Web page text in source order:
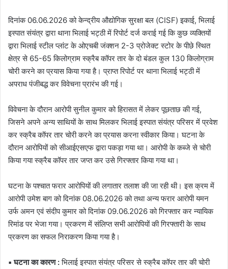
दिनांक 06.06.2026 को केन्द्रीय औद्योगिक सुरक्षा बल (CISF) इकाई, भिलाई
इस्पात संयंत्र द्वारा थाना भिलाई भट्ठी में रिपोर्ट दर्ज कराई गई कि कुछ व्यक्तियों
द्वारा भिलाई स्टील प्लांट के ओएचबी जंक्शन 2-3 प्रोजेक्ट स्टोर के पीछे स्थित
क्षेत्र से 65-65 किलोग्राम स्क्रैब कॉपर तार के दो बंडल कुल 130 किलोग्राम
चोरी करने का प्रयास किया गया है। प्राप्त रिपोर्ट पर थाना भिलाई भट्ठी में
अपराध पंजीबद्ध कर विवेचना प्रारंभ की गई।
विवेचना के दौरान आरोपी सुनील कुमार को हिरासत में लेकर पूछताछ की गई,
जिसने अपने अन्य साथियों के साथ मिलकर भिलाई इस्पात संयंत्र परिसर में प्रवेश
कर स्क्रैब कॉपर तार चोरी करने का प्रयास करना स्वीकार किया। घटना के
दौरान आरोपियों को सीआईएसएफ द्वारा पकड़ा गया था। आरोपी के कब्जे से चोरी
किया गया स्क्रैब कॉपर तार जप्त कर उसे गिरफ्तार किया गया था।
घटना के पश्चात फरार आरोपियों की लगातार तलाश की जा रही थी। इस क्रम में
आरोपी उमेश बाग को दिनांक 08.06.2026 को तथा अन्य फरार आरोपी यमन
उर्फ अमन एवं संदीप कुमार को दिनांक 09.06.2026 को गिरफ्तार कर न्यायिक
रिमांड पर भेजा गया। प्रकरण में संलिप्त सभी आरोपियों की गिरफ्तारी के साथ
प्रकरण का सफल निराकरण किया गया है।
▪️ घटना का कारण :भिलाई इस्पात संयंत्र परिसर से स्क्रैब कॉपर तार की चोरी